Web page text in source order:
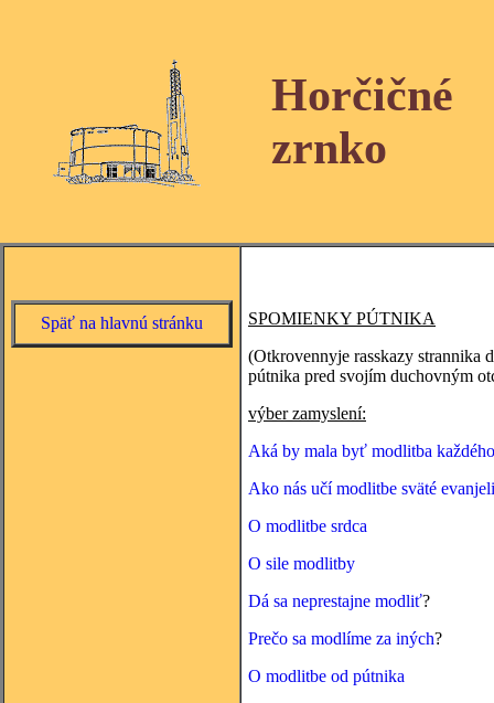
Horčičné
zrnko
Späť na hlavnú stránku
SPOMIENKY PÚTNIKA
(Otkrovennyje rasskazy strannika
pútnika pred svojím duchovným
výber zamyslení:
Aká by mala byť modlitba
Ako nás učí modlitbe sväté
O modlitbe srdca
O sile modlitby
Dá sa neprestajne modliť?
Prečo sa modlíme za iných?
O modlitbe od pútnika